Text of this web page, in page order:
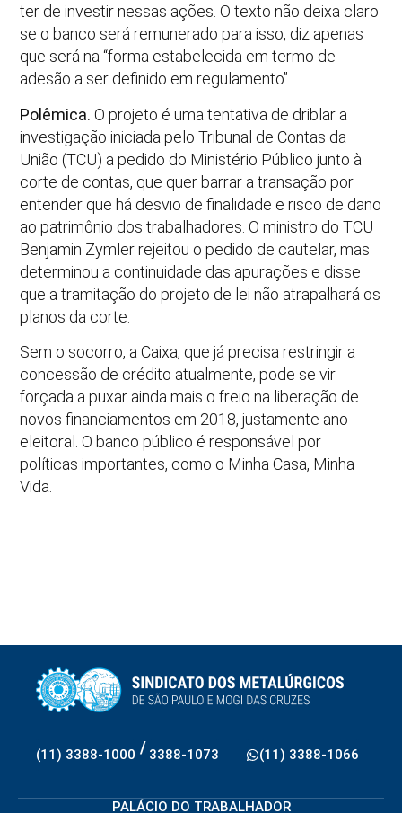
ter de investir nessas ações. O texto não deixa claro
se o banco será remunerado para isso, diz apenas
que será na “forma estabelecida em termo de
adesão a ser definido em regulamento”.
Polêmica. O projeto é uma tentativa de driblar a
investigação iniciada pelo Tribunal de Contas da
União (TCU) a pedido do Ministério Público junto à
corte de contas, que quer barrar a transação por
entender que há desvio de finalidade e risco de dano
ao patrimônio dos trabalhadores. O ministro do TCU
Benjamin Zymler rejeitou o pedido de cautelar, mas
determinou a continuidade das apurações e disse
que a tramitação do projeto de lei não atrapalhará os
planos da corte.
Sem o socorro, a Caixa, que já precisa restringir a
concessão de crédito atualmente, pode se vir
forçada a puxar ainda mais o freio na liberação de
novos financiamentos em 2018, justamente ano
eleitoral. O banco público é responsável por
políticas importantes, como o Minha Casa, Minha
Vida.
(11) 3388-1000 / 3388-1073 (11) 3388-1066
PALÁCIO DO TRABALHADOR